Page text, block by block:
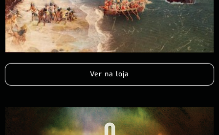
Ver na loja